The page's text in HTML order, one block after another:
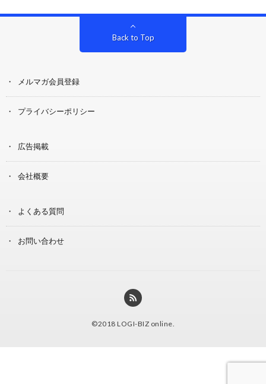
Back to Top
メルマガ会員登録
プライバシーポリシー
広告掲載
会社概要
よくある質問
お問い合わせ
©2018 LOGI-BIZ online